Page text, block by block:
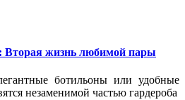
Вторая жизнь любимой пары
ботильоны или удобные
незаменимой частью гардероба